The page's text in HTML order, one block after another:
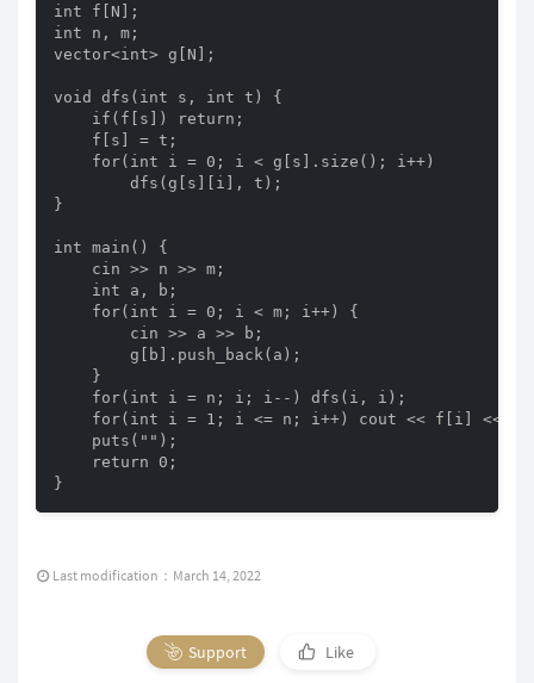
int f[N];
int n, m;
vector<int> g[N];
void dfs(int s, int t) {
    if(f[s]) return;
    f[s] = t;
    for(int i = 0; i < g[s].size(); i++)
        dfs(g[s][i], t);
}
int main() {
    cin >> n >> m;
    int a, b;
    for(int i = 0; i < m; i++) {
        cin >> a >> b;
        g[b].push_back(a);
    }
    for(int i = n; i; i--) dfs(i, i);
for(int i = 1; i <= n; i++) cout << f[i] << "
    puts("");
    return 0;
}
Last modification：March 14, 2022
Support Like